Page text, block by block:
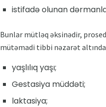
istifadə olunan
Bunlar mütləq əksinədir,
mütəmadi tibbi nəzarət
yaşlılıq yaşı;
Gestasiya müddəti;
laktasiya;